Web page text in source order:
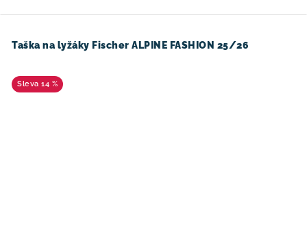
Taška na lyžáky Fischer ALPINE FASHION 25/26
14 %